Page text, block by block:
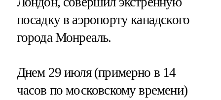
посадку в аэропорту канадского
города Монреаль.
Днем 29 июля (примерно в 14
часов по московскому времени)